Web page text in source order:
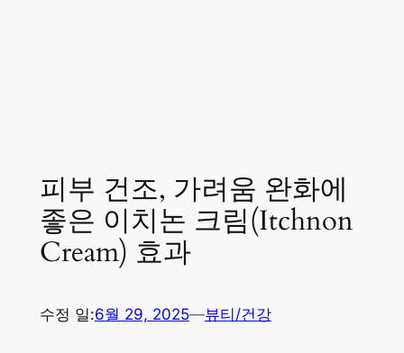
피부 건조, 가려움 완화에
좋은 이치논 크림(Itchnon
Cream) 효과
수정 일:6월 29, 2025—뷰티/건강